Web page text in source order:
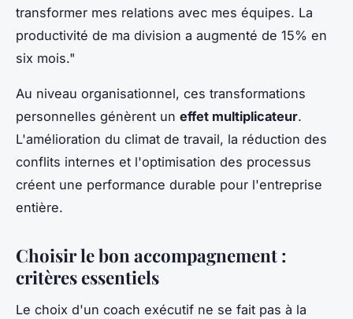
transformer mes relations avec mes équipes. La
productivité de ma division a augmenté de 15% en
six mois."
Au niveau organisationnel, ces transformations
personnelles génèrent un effet multiplicateur.
L'amélioration du climat de travail, la réduction des
conflits internes et l'optimisation des processus
créent une performance durable pour l'entreprise
entière.
Choisir le bon accompagnement :
critères essentiels
Le choix d'un coach exécutif ne se fait pas à la